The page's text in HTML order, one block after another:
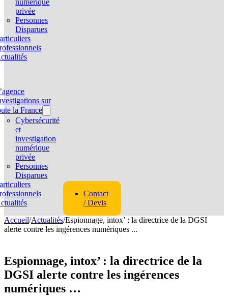
numérique
privée
Personnes
Disparues
sur
la France
Cybersécurité
et
investigation
numérique
privée
Personnes
Disparues
Contact
/ Devis
Accueil/Actualités/Espionnage, intox’ : la directrice de la DGSI
alerte contre les ingérences numériques ...
Espionnage, intox’ : la directrice de la
DGSI alerte contre les ingérences
numériques …